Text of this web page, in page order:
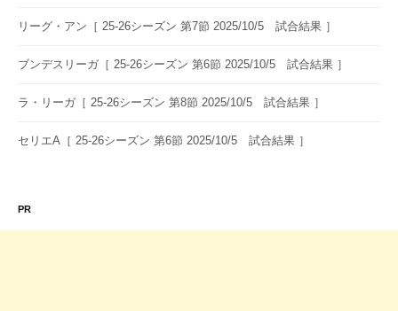
リーグ・アン［ 25-26シーズン 第7節 2025/10/5 試合結果 ］
ブンデスリーガ［ 25-26シーズン 第6節 2025/10/5 試合結果 ］
ラ・リーガ［ 25-26シーズン 第8節 2025/10/5 試合結果 ］
セリエA［ 25-26シーズン 第6節 2025/10/5 試合結果 ］
PR